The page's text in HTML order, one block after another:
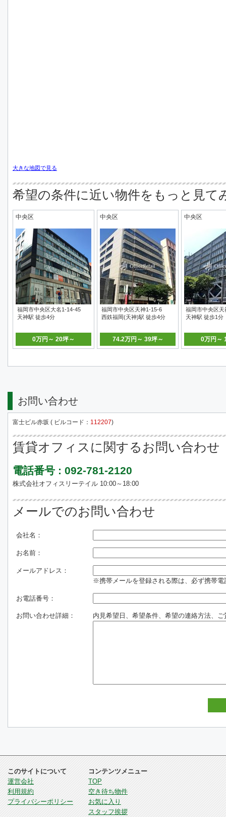
大きな地図で見る
希望の条件に近い物件をもっと見て
中央区
福岡市中央区大名1-14-45
天神駅 徒歩4分
0万円～ 20坪～
中央区
福岡市中央区天神1-15-6
西鉄福岡(天神)駅 徒歩4分
74.2万円～ 39坪～
中央区
福岡市中央区天
天神駅 徒歩1分
0万円～
お問い合わせ
富士ビル赤坂 ( ビルコード： 112207)
賃貸オフィスに関するお問い合わせ
電話番号 : 092-781-2120
株式会社オフィスリーテイル 10:00～18:00
メールでのお問い合わせ
会社名：
お名前：
メールアドレス：
※携帯メールを登録される際は、必ず携帯
お電話番号：
お問い合わせ詳細： 内見希望日、希望条件、希望の連絡方法、ご
このサイトについて
運営会社
利用規約
プライバシーポリシー
コンテンツメニュー
TOP
空き待ち物件
お気に入り
スタッフ挨拶